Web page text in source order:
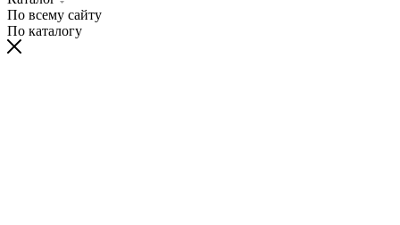
По всему сайту
По каталогу